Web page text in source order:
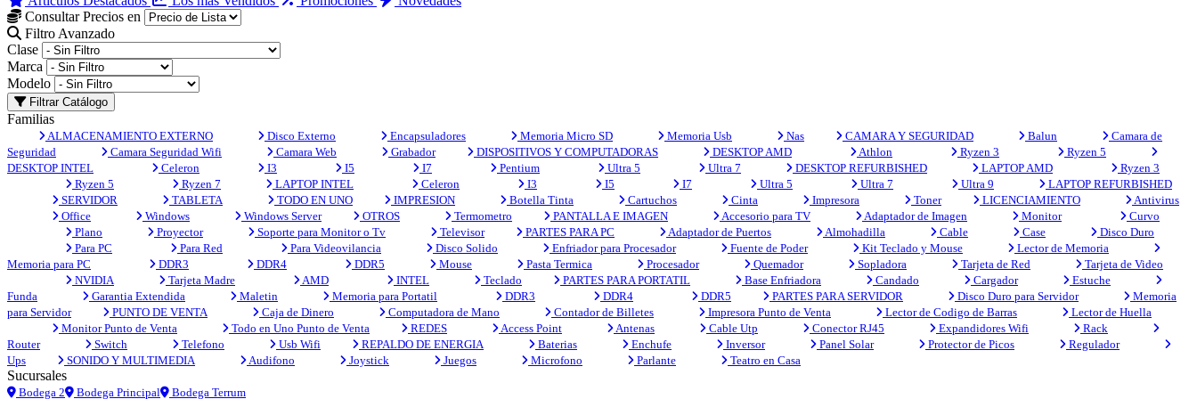
Consultar Precios en
Filtro Avanzado
Clase
Marca
Modelo
Filtrar Catálogo
Familias
ALMACENAMIENTO EXTERNO Disco Externo Encapsuladores Memoria Micro SD Memoria Usb Nas CAMARA Y SEGURIDAD Balun
Camara de
Seguridad
Camara Seguridad Wifi Camara Web Grabador DISPOSITIVOS Y COMPUTADORAS DESKTOP AMD Athlon Ryzen 3
Ryzen 5
DESKTOP INTEL
Celeron I3 I5 I7 Pentium Ultra 5 Ultra 7 DESKTOP REFURBISHED LAPTOP AMD
Ryzen 3
Ryzen 5
Ryzen 7 LAPTOP INTEL Celeron I3 I5 I7 Ultra 5 Ultra 7 Ultra 9
LAPTOP REFURBISHED
SERVIDOR
TABLETA TODO EN UNO IMPRESION Botella Tinta Cartuchos Cinta Impresora Toner LICENCIAMIENTO
Antivirus
Office
Windows Windows Server OTROS Termometro PANTALLA E IMAGEN Accesorio para TV Adaptador de Imagen Monitor
Curvo
Plano
Proyector Soporte para Monitor o Tv Televisor PARTES PARA PC Adaptador de Puertos Almohadilla Cable Case
Disco Duro
Para PC
Para Red Para Videovilancia Disco Solido Enfriador para Procesador Fuente de Poder Kit Teclado y Mouse
Lector de Memoria
Memoria para PC
DDR3 DDR4 DDR5 Mouse Pasta Termica Procesador Quemador Sopladora Tarjeta de Red
Tarjeta de Video
NVIDIA
Tarjeta Madre AMD INTEL Teclado PARTES PARA PORTATIL Base Enfriadora Candado Cargador
Estuche
Funda
Garantia Extendida Maletin Memoria para Portatil DDR3 DDR4 DDR5 PARTES PARA SERVIDOR Disco Duro para Servidor
Memoria
para Servidor
PUNTO DE VENTA Caja de Dinero Computadora de Mano Contador de Billetes Impresora Punto de Venta Lector de Codigo de Barras
Lector de Huella
Monitor Punto de Venta
Todo en Uno Punto de Venta REDES Access Point Antenas Cable Utp Conector RJ45 Expandidores Wifi
Rack
Router
Switch Telefono Usb Wifi REPALDO DE ENERGIA Baterias Enchufe Inversor Panel Solar Protector de Picos
Regulador
Ups
SONIDO Y MULTIMEDIA Audifono Joystick Juegos Microfono Parlante Teatro en Casa
Sucursales
Bodega 2 Bodega Principal Bodega Terrum